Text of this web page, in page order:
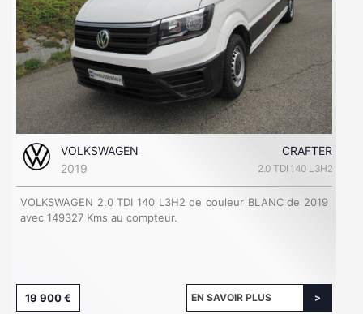
VOLKSWAGEN
CRAFTER
2019
2.0 TDI 140 L3H2
VOLKSWAGEN 2.0 TDI 140 L3H2 de couleur BLANC de 2019
avec 149327 Kms au compteur.
19 900 € EN SAVOIR PLUS